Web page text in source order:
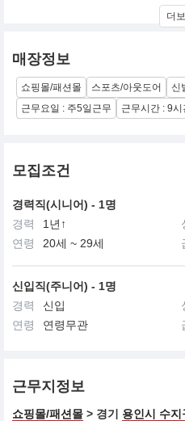
글로벌 브랜드 스케쳐스 입니다.
모두를 위한 편안함, 편안함을 위한
모든 고객의 라이프 스타일을 위
최고의 제품을 제공하며 기술력을
최상의 소비자 경험을 제공하는 브
더
매장정보
쇼핑몰/패션몰 스포츠/아웃도어 신
근무요일 : 주5일근무
근무시간 : 9
모집조건
경력직(시니어) - 1명
경력
1년↑
연령
20세 ~ 29세
신입직(주니어) - 1명
경력
신입
연령
연령무관
근무지정보
쇼핑몰/패션몰 > 경기 용인시 수지